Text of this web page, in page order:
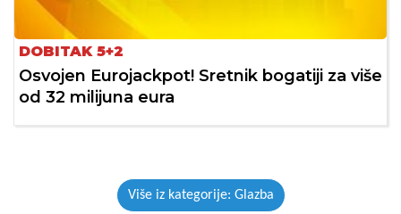
DOBITAK 5+2
Osvojen Eurojackpot! Sretnik bogatiji za više
od 32 milijuna eura
Više iz kategorije: Glazba